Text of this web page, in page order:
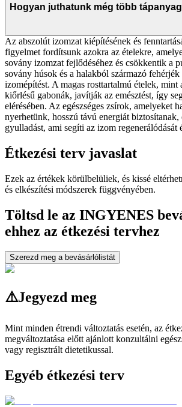
Hogyan juthatunk még több
Az abszolút izomzat kiépítésének és
figyelmet fordítsunk azokra az ételekre,
sovány izomzat fejlődéséhez és csökkentik a
sovány húsok és a halakból származó
izomépítést. A magas rosttartalmú ételek, mint
kiőrlésű gabonák, javítják az emésztést, így
elérésében. Az egészséges zsírok, amelyeket
nyerhetünk, hosszú távú energiát biztosítanak,
gyulladást, ami segíti az izom regenerálódását
Étkezési terv javaslat
Ezek az értékek körülbelüliek, és kissé
és elkészítési módszerek függvényében.
Töltsd le az INGYENES
ehhez az étkezési tervhez
Szerezd meg a bevásárlólistát
⚠️Jegyezd meg
Mint minden étrendi változtatás esetén, az
megváltoztatása előtt ajánlott konzultálni
vagy regisztrált dietetikussal.
Egyéb étkezési terv